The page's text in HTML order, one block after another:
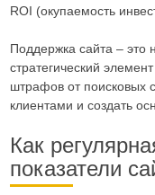
ROI (окупаемость
Поддержка сайта – это
стратегический
штрафов от поисковых
клиентами и создать
Как
показатели